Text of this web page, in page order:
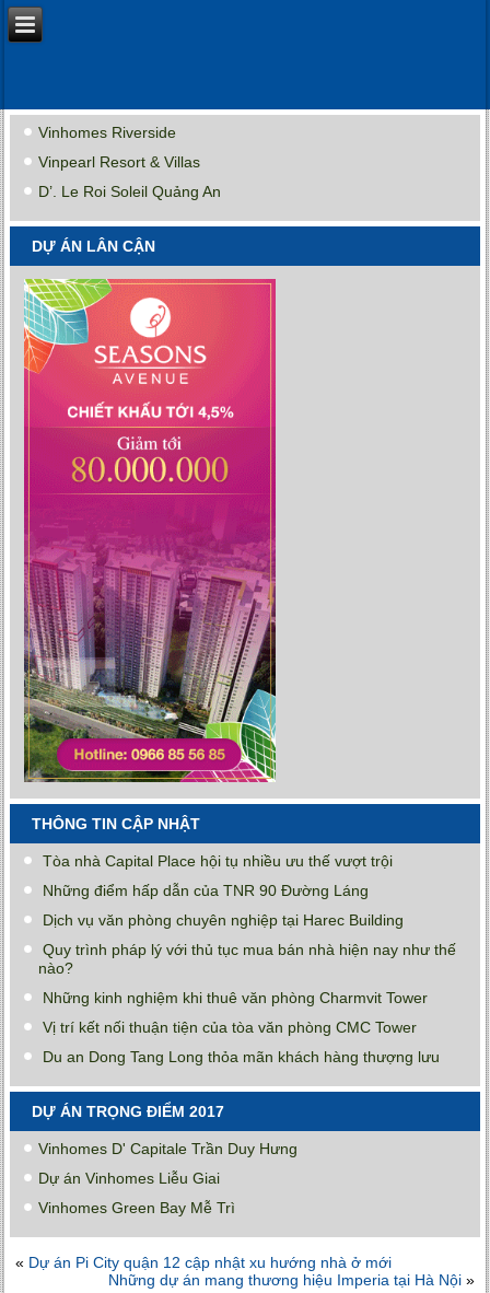
Vinhomes Riverside
Vinpearl Resort & Villas
D’. Le Roi Soleil Quảng An
DỰ ÁN LÂN CẬN
THÔNG TIN CẬP NHẬT
Tòa nhà Capital Place hội tụ nhiều ưu thế vượt trội
Những điểm hấp dẫn của TNR 90 Đường Láng
Dịch vụ văn phòng chuyên nghiệp tại Harec Building
Quy trình pháp lý với thủ tục mua bán nhà hiện nay như thế
nào?
Những kinh nghiệm khi thuê văn phòng Charmvit Tower
Vị trí kết nối thuận tiện của tòa văn phòng CMC Tower
Du an Dong Tang Long thỏa mãn khách hàng thượng lưu
DỰ ÁN TRỌNG ĐIỂM 2017
Vinhomes D' Capitale Trần Duy Hưng
Dự án Vinhomes Liễu Giai
Vinhomes Green Bay Mễ Trì
« Dự án Pi City quận 12 cập nhật xu hướng nhà ở mới
Những dự án mang thương hiệu Imperia tại Hà Nội»